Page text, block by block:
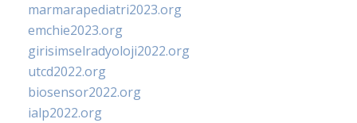
marmarapediatri2023.org
emchie2023.org
girisimselradyoloji2022.org
utcd2022.org
biosensor2022.org
ialp2022.org